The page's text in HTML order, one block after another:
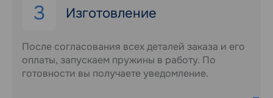
3 Изготовление
После согласования всех деталей заказа и его
оплаты, запускаем пружины в работу. По
готовности вы получаете уведомление.